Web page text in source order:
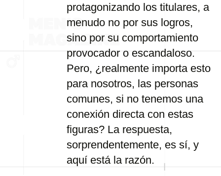
protagonizando los titulares, a
menudo no por sus logros,
sino por su comportamiento
provocadoroescandaloso.
Pero, ¿realmente importa esto
para nosotros, las personas
comunes, si no tenemos una
conexión directa con estas
figuras? La respuesta,
sorprendentemente, es sí, y
aquí está la razón.